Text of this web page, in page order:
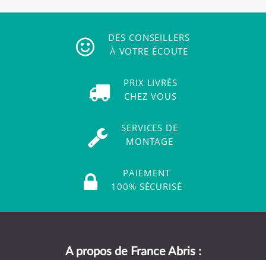
DES CONSEILLERS
À VOTRE ÉCOUTE
PRIX LIVRÉS
CHEZ VOUS
SERVICES DE
MONTAGE
PAIEMENT
100% SÉCURISÉ
A propos de France Abris :